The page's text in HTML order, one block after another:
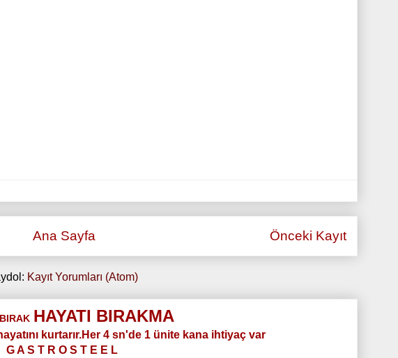
Önceki Kayıt
Ana Sayfa
Kayıt Yorumları (Atom)
BIRAK HAYATI BIRAKMA
kurtarır.Her 4 sn'de 1 ünite kana ihtiyaç var
G A S T R O S T E E L